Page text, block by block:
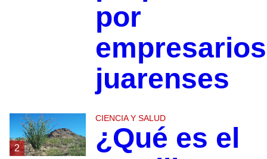
por
empresarios
juarenses
2
CIENCIA Y SALUD
¿Qué es el